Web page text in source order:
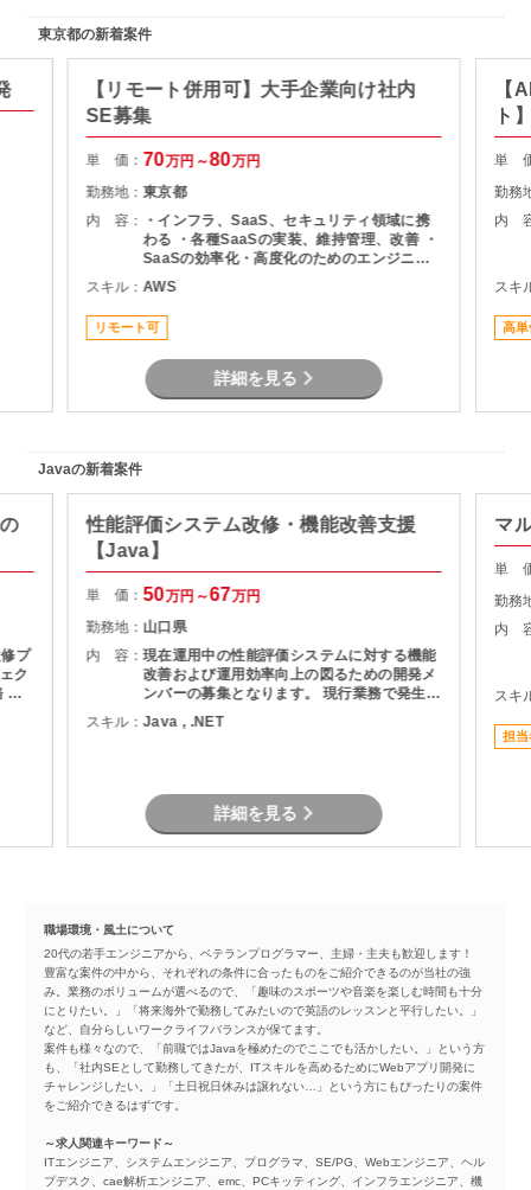
東京都の新着案件
【リモート併用可】大手企業向け社内
SE募集
単 価： 70万円～80万円
勤務地：東京都
内 容：
・インフラ、SaaS、セキュリティ領域に携
わる ・各種SaaSの実装、維持管理、改善 ・
SaaSの効率化・高度化のためのエンジニア
リング ・SaaSのシステム課題・障害に対す
る対策の計画と実装 ・社内NWやオンプレサ
ーバの運用保守 ・拠点のネットワーク配備担
当
スキル：AWS
リモート可
詳細を見る
【
ト
単
勤務
内
スキ
高単
Javaの新着案件
プ
ク
性能評価システム改修・機能改善支援
【Java】
単 価：50万円～67万円
勤務地： 山口県
内 容：現在運用中の性能評価システムに対する機能
改善および運用効率向上の図るための開発メ
ンバーの募集となります。 現行業務で発生し
ている課題を整理し、機能追加を実現しま
す。
スキル：Java , .NET
詳細を見る
マ
単
勤務
内
スキ
担当
職場環境・風土について
20代の若手エンジニアから、ベテランプログラマー、主婦・主夫も歓迎します！
豊富な案件の中から、それぞれの条件に合ったものをご紹介できるのが当社の強
み。業務のボリュームが選べるので、「趣味のスポーツや音楽を楽しむ時間も十分
にとりたい。」「将来海外で勤務してみたいので英語のレッスンと平行したい。」
など、自分らしいワークライフバランスが保てます。
案件も様々なので、「前職ではJavaを極めたのでここでも活かしたい。」という方
も、「社内SEとして勤務してきたが、ITスキルを高めるためにWebアプリ開発に
チャレンジしたい。」「土日祝日休みは譲れない…」という方にもぴったりの案件
をご紹介できるはずです。
～求人関連キーワード～
ITエンジニア、システムエンジニア、プログラマ、SE/PG、Webエンジニア、ヘル
プデスク、cae解析エンジニア、emc、PCキッティング、インフラエンジニア、機